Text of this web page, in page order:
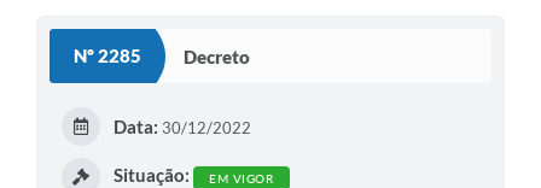
Nº 2285 Decreto
Data: 30/12/2022
Situação: EM VIGOR